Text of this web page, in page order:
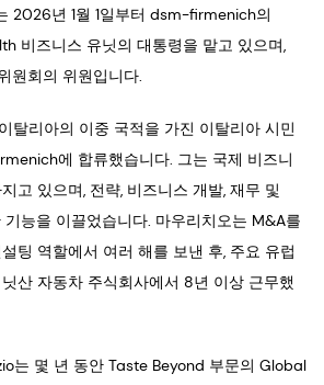
2026년 1월 1일부터 dsm-firmenich의
비즈니스 유닛의 대통령을 맡고 있으며,
원회의 위원입니다.
탈리아의 이중 국적을 가진 이탈리아 시민
에 합류했습니다. 그는 국제 비즈니
고 있으며, 전략, 비즈니스 개발, 재무 및
능을 이끌었습니다. 마우리치오는 M&A를
팅 역할에서 여러 해를 보낸 후, 주요 유럽
산 자동차 주식회사에서 8년 이상 근무했
는 몇 년 동안 Taste Beyond 부문의 Global